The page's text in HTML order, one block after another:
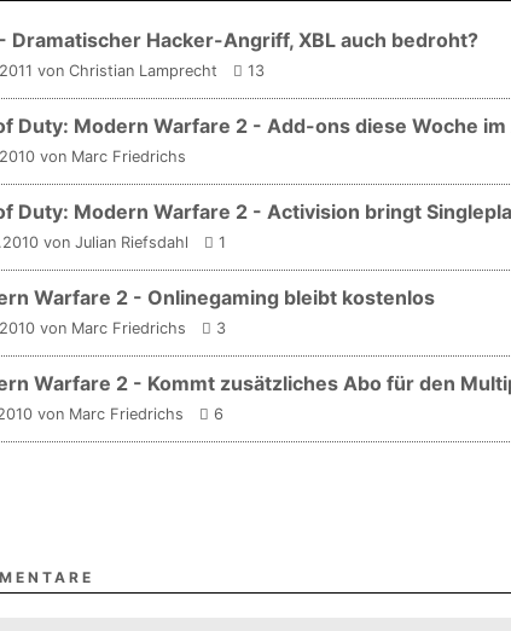
Dramatischer Hacker-Angriff, XBL auch bedroht?
von Christian Lamprecht 13
Duty: Modern Warfare 2 - Add-ons diese Woche
von Marc Friedrichs
Duty: Modern Warfare 2 - Activision bringt
von Julian Riefsdahl 1
Warfare 2 - Onlinegaming bleibt kostenlos
von Marc Friedrichs 3
Warfare 2 - Kommt zusätzliches Abo für den
von Marc Friedrichs 6